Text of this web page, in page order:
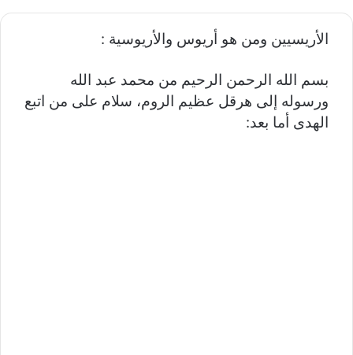
الأريسيين ومن هو أريوس والأريوسية :
بسم الله الرحمن الرحيم من محمد عبد الله
ورسوله إلى هرقل عظيم الروم، سلام على من اتبع
الهدى أما بعد: